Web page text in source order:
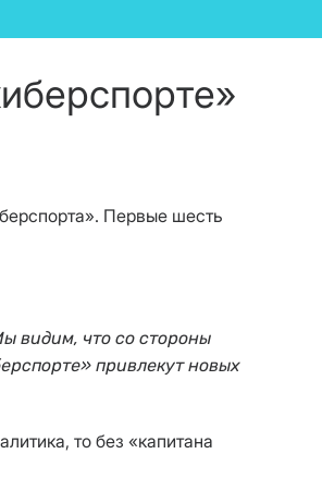
Первые шесть
видим, что со стороны
привлекут новых
то без «капитана